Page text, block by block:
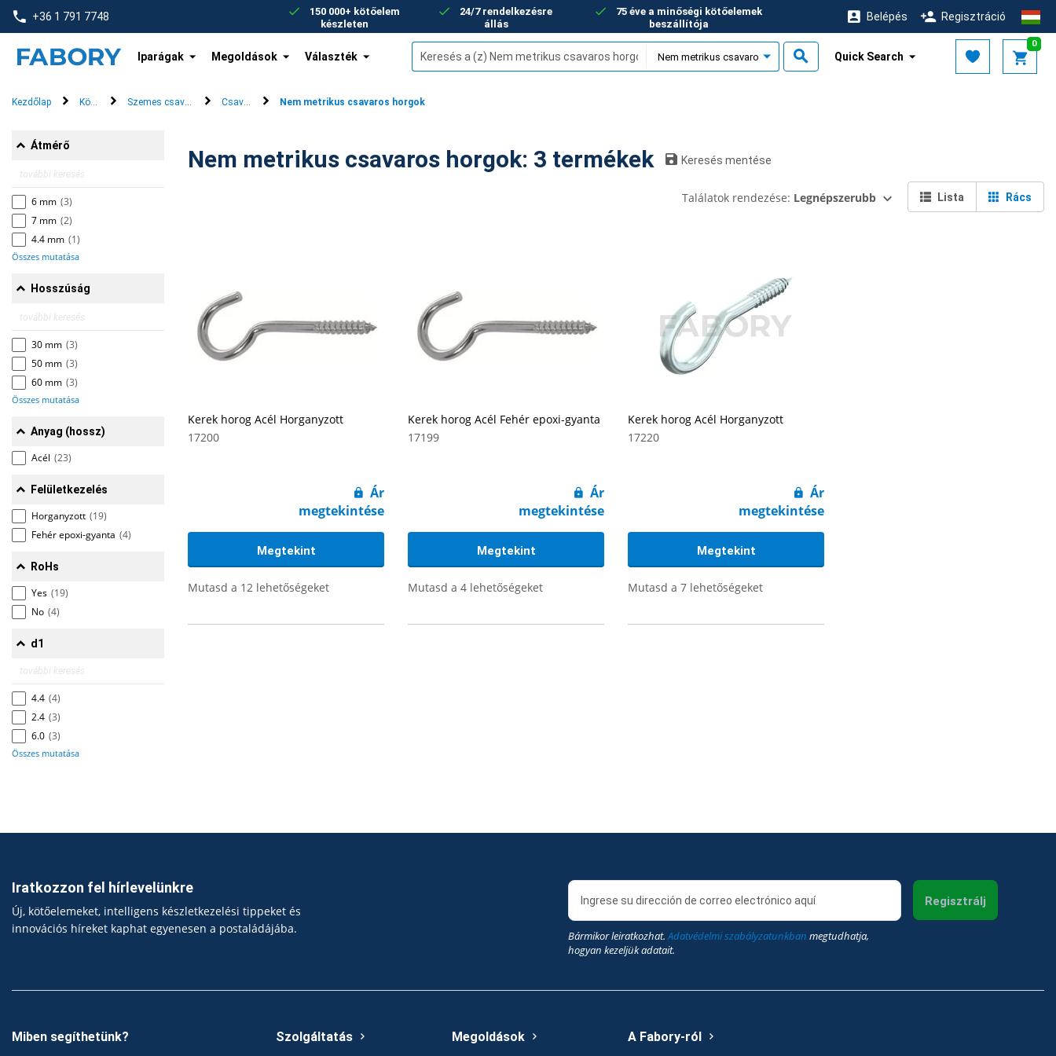
text.skipToContent
text.skipToNavigation
+36 1 791 7748
150 000+ kötőelem
készleten
24/7 rendelkezésre
állás
75 éve a minőségi kötőelemek
beszállítója
Belépés Regisztráció
Iparágak Megoldások Választék
0
Quick Search
Kezdőlap KötőelemekSzemes csavarok és gyűrűs csavarok
Csavaros horgokNem metrikus csavaros horgok
Átmérő
6 mm (3)
7 mm (2)
4.4 mm (1)
Összes mutatása
Hosszúság
30 mm (3)
50 mm (3)
60 mm (3)
Összes mutatása
Anyag (hossz)
Acél (23)
Felületkezelés
Horganyzott (19)
Fehér epoxi-gyanta (4)
RoHs
Yes (19)
No (4)
d1
4.4 (4)
2.4 (3)
6.0 (3)
Összes mutatása
Nem metrikus csavaros horgok: 3 termékek Keresés mentése
Rács
Lista
Találatok rendezése: Legnépszerubb
Kerek horog Acél Horganyzott
17200
Ár
megtekintése
Megtekint
Mutasd a 12 lehetőségeket
Kerek horog Acél Fehér epoxi-gyanta
17199
Ár
megtekintése
Megtekint
Mutasd a 4 lehetőségeket
Kerek horog Acél Horganyzott
17220
Ár
megtekintése
Megtekint
Mutasd a 7 lehetőségeket
Iratkozzon fel hírlevelünkre
Új, kötőelemeket, intelligens készletkezelési tippeket és
innovációs híreket kaphat egyenesen a postaládájába.
Bármikor leiratkozhat.Adatvédelmi szabályzatunkban megtudhatja,
hogyan kezeljük adatait.
Regisztrálj
Miben segíthetünk? Szolgáltatás Megoldások A Fabory-ról